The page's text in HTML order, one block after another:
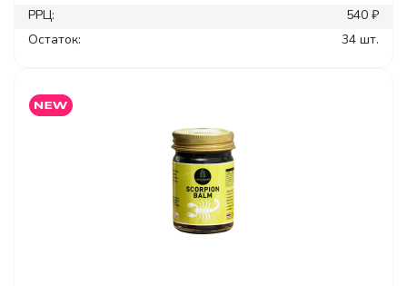
РРЦ:
540 ₽
Остаток:
34 шт.